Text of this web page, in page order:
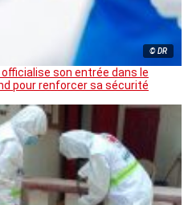
© DR
officialise son entrée dans le
pour renforcer sa sécurité